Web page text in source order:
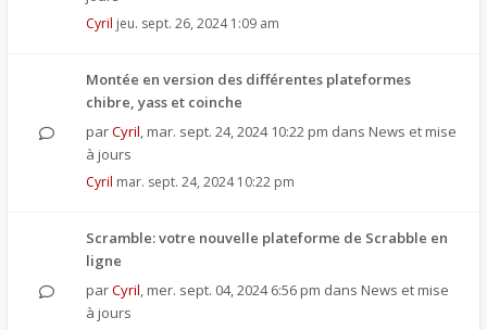
Cyril jeu. sept. 26, 2024 1:09 am
Montée en version des différentes plateformes
chibre, yass et coinche
parCyril, mar. sept. 24, 2024 10:22 pm dans News et mise
à jours
Cyril mar. sept. 24, 2024 10:22 pm
Scramble: votre nouvelle plateforme de Scrabble en
ligne
parCyril, mer. sept. 04, 2024 6:56 pm dans News et mise
à jours